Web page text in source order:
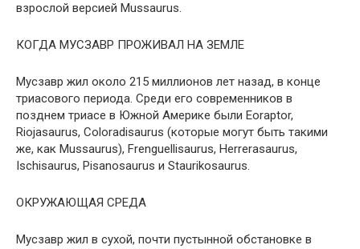
взрослой версией Mussaurus.
КОГДА МУСЗАВР ПРОЖИВАЛ НА ЗЕМЛЕ
Мусзавр жил около 215 миллионов лет назад, в конце
триасового периода. Среди его современников в
позднем триасе в Южной Америке были Eoraptor,
Riojasaurus, Coloradisaurus (которые могут быть такими
же, как Mussaurus), Frenguellisaurus, Herrerasaurus,
Ischisaurus, Pisanosaurus и Staurikosaurus.
ОКРУЖАЮЩАЯ СРЕДА
Мусзавр жил в сухой, почти пустынной обстановке в